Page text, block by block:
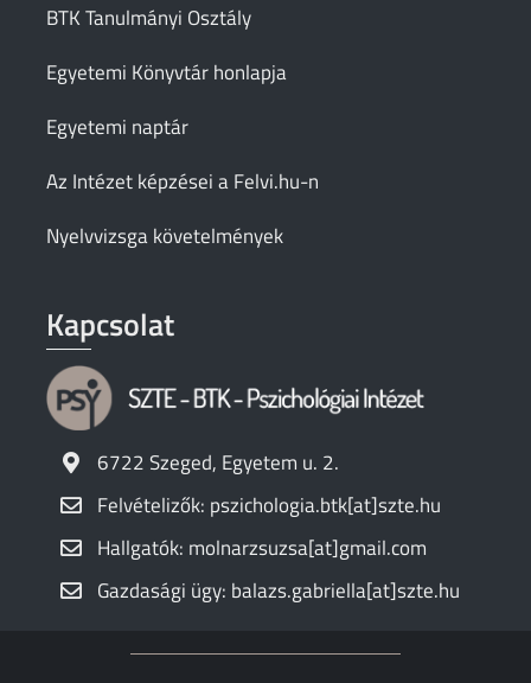
BTK Tanulmányi Osztály
Egyetemi Könyvtár honlapja
Egyetemi naptár
Az Intézet képzései a Felvi.hu-n
Nyelvvizsga követelmények
Kapcsolat
6722 Szeged, Egyetem u. 2.
Felvételizők: pszichologia.btk[at]szte.hu
Hallgatók: molnarzsuzsa[at]gmail.com
Gazdasági ügy: balazs.gabriella[at]szte.hu